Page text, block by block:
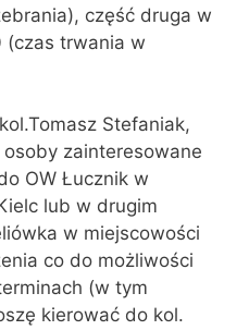
część druga w
(czas trwania w
Stefaniak,
zainteresowane
OW Łucznik w
lub w drugim
w miejscowości
co do możliwości
(w tym
kierować do kol.